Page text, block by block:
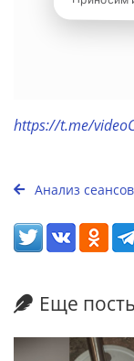
https://t.me/
Анализ
Еще